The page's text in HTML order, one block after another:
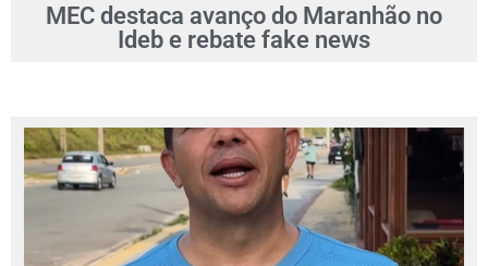
MEC destaca avanço do Maranhão no
Ideb e rebate fake news